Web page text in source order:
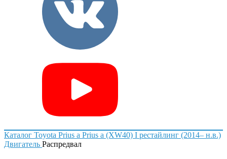
Каталог Toyota Prius a Prius a (XW40) I рестайлинг (2014– н.в.)
Двигатель Распредвал